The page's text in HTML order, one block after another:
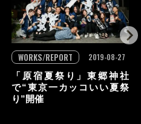
「原宿夏祭り」東郷神社
で“東京一カッコいい夏祭
り”開催
WORKS/REPORT 2019-08-27